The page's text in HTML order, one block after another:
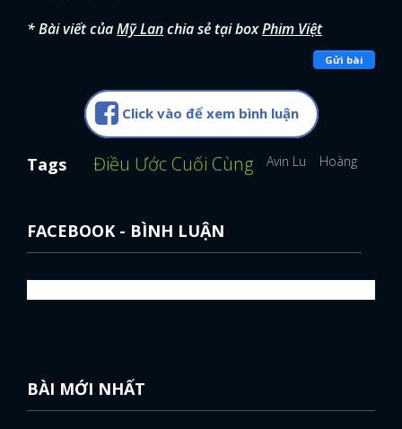
* Bài viết củaMỹ Lanchia sẻ tại boxPhim Việt
Gửi bài
Click vào để xem bình luận
Tags Điều Ước Cuối Cùng Avin Lu Hoàng Hà
FACEBOOK - BÌNH LUẬN
BÀI MỚI NHẤT